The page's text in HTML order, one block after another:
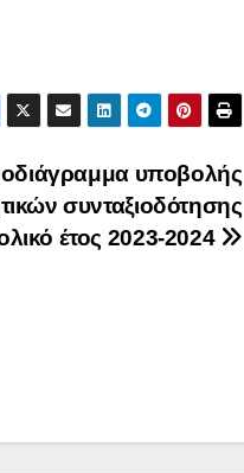
υποβολής
συνταξιοδότησης
έτος 2023-2024